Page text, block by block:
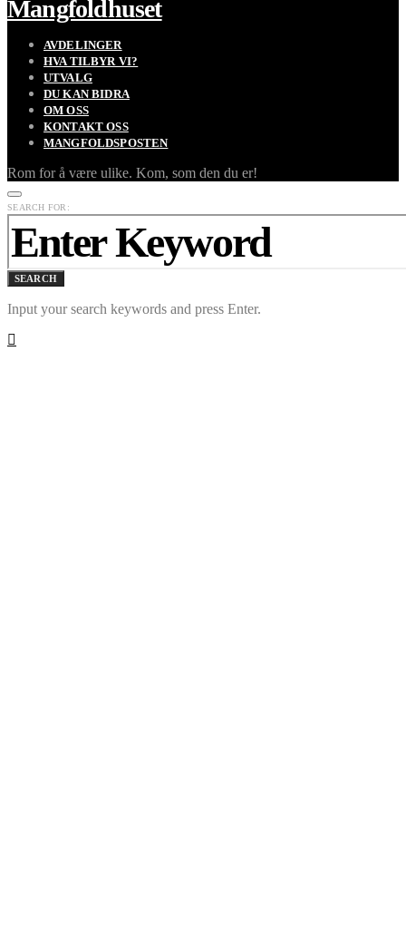
Mangfoldhuset
AVDELINGER
HVA TILBYR VI?
UTVALG
DU KAN BIDRA
OM OSS
KONTAKT OSS
MANGFOLDSPOSTEN
Rom for å være ulike. Kom, som den du er!
SEARCH FOR:
SEARCH
Input your search keywords and press Enter.